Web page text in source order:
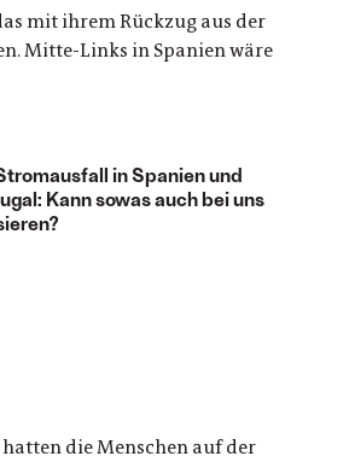
mit ihrem Rückzug aus der
Mitte-Links in Spanien wäre
in Spanien und
Kann sowas auch bei uns
die Menschen auf der